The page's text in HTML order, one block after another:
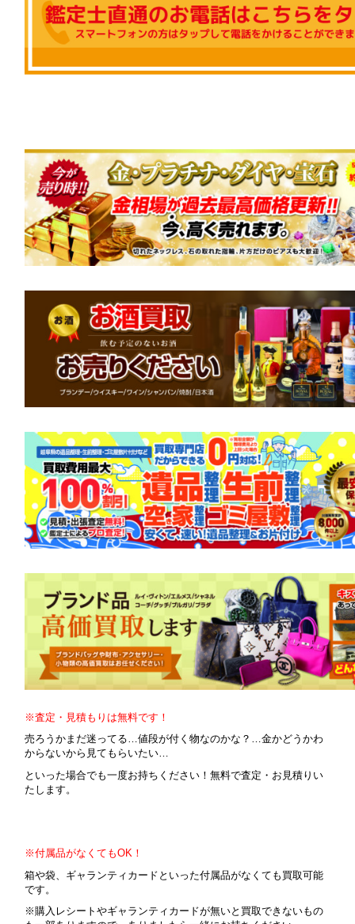
※査定・見積もりは無料です！
売ろうかまだ迷ってる…値段が付く物なのかな？…金かどうかわ
からないから見てもらいたい…
といった場合でも一度お持ちください！無料で査定・お見積りい
たします。
※付属品がなくてもOK！
箱や袋、ギャランティカードといった付属品がなくても買取可能
です。
※購入レシートやギャランティカードが無いと買取できないもの